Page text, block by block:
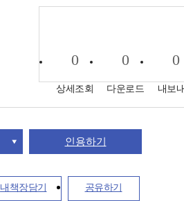
0
상세조회
0
다운로드
0
내보
인용하기
내책장담기 공유하기